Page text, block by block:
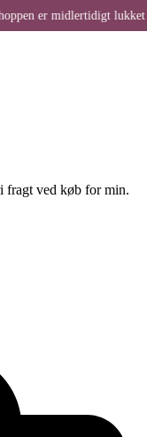
fragt ved køb for min.
midlertidigt lukket for